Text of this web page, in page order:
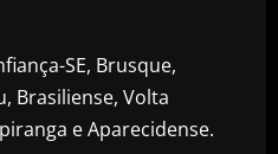
SE, Brusque,
Brasiliense, Volta
e Aparecidense.